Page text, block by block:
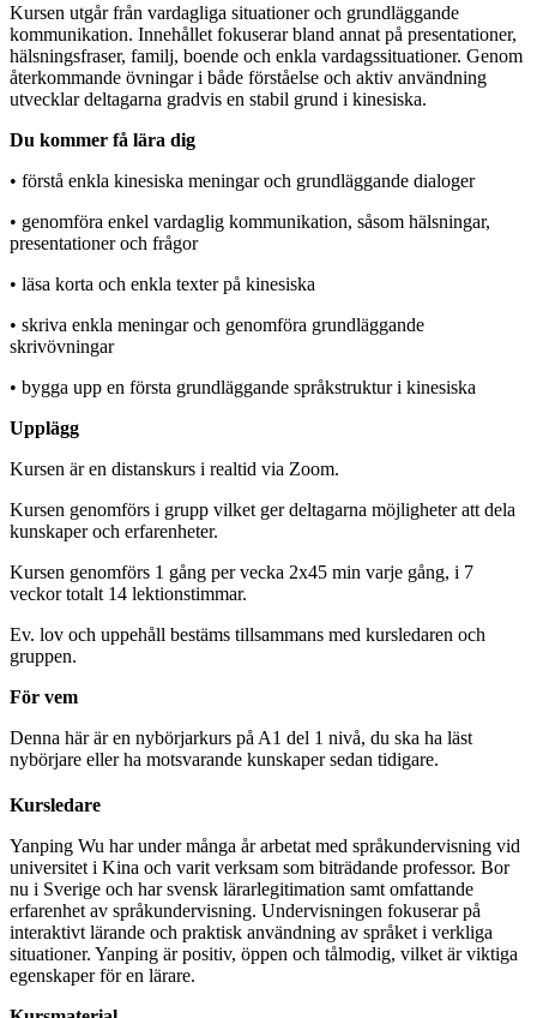
Kursen utgår från vardagliga situationer och grundläggande
kommunikation. Innehållet fokuserar bland annat på presentationer,
hälsningsfraser, familj, boende och enkla vardagssituationer. Genom
återkommande övningar i både förståelse och aktiv användning
utvecklar deltagarna gradvis en stabil grund i kinesiska.
Du kommer få lära dig
• förstå enkla kinesiska meningar och grundläggande dialoger
• genomföra enkel vardaglig kommunikation, såsom hälsningar,
presentationer och frågor
• läsa korta och enkla texter på kinesiska
• skriva enkla meningar och genomföra grundläggande
skrivövningar
• bygga upp en första grundläggande språkstruktur i kinesiska
Upplägg
Kursen är en distanskurs i realtid via Zoom.
Kursen genomförs i grupp vilket ger deltagarna möjligheter att dela
kunskaper och erfarenheter.
Kursen genomförs 1 gång per vecka 2x45 min varje gång, i 7
veckor totalt 14 lektionstimmar.
Ev. lov och uppehåll bestäms tillsammans med kursledaren och
gruppen.
För vem
Denna här är en nybörjarkurs på A1 del 1 nivå, du ska ha läst
nybörjare eller ha motsvarande kunskaper sedan tidigare.
Kursledare
Yanping Wu har under många år arbetat med språkundervisning vid
universitet i Kina och varit verksam som biträdande professor. Bor
nu i Sverige och har svensk lärarlegitimation samt omfattande
erfarenhet av språkundervisning. Undervisningen fokuserar på
interaktivt lärande och praktisk användning av språket i verkliga
situationer. Yanping är positiv, öppen och tålmodig, vilket är viktiga
egenskaper för en lärare.